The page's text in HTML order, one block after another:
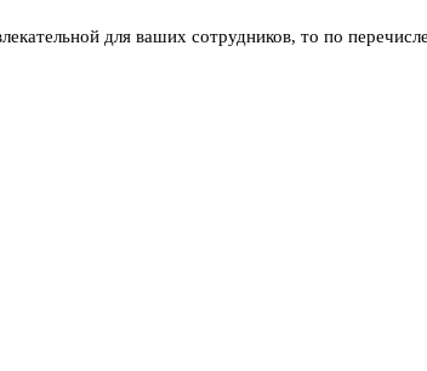
для ваших сотрудников, то по